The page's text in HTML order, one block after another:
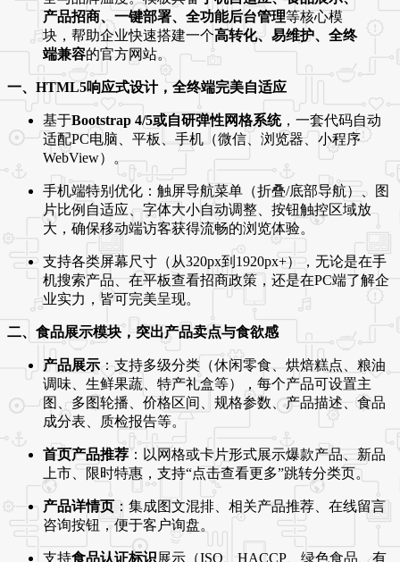
产品招商、一键部署、全功能后台管理等核心模
块，帮助企业快速搭建一个高转化、易维护、全终
端兼容的官方网站。
一、HTML5响应式设计，全终端完美自适应
基于Bootstrap 4/5或自研弹性网格系统，一套代码自动
适配PC电脑、平板、手机（微信、浏览器、小程序
WebView）。
手机端特别优化：触屏导航菜单（折叠/底部导航）、图
片比例自适应、字体大小自动调整、按钮触控区域放
大，确保移动端访客获得流畅的浏览体验。
支持各类屏幕尺寸（从320px到1920px+），无论是在手
机搜索产品、在平板查看招商政策，还是在PC端了解企
业实力，皆可完美呈现。
二、食品展示模块，突出产品卖点与食欲感
产品展示 ：支持多级分类（休闲零食、烘焙糕点、粮油
调味、生鲜果蔬、特产礼盒等），每个产品可设置主
图、多图轮播、价格区间、规格参数、产品描述、食品
成分表、质检报告等。
首页产品推荐：以网格或卡片形式展示爆款产品、新品
上市、限时特惠，支持“点击查看更多”跳转分类页。
产品详情页：集成图文混排、相关产品推荐、在线留言
咨询按钮，便于客户询盘。
支持食品认证标识展示（ISO、HACCP、绿色食品、有